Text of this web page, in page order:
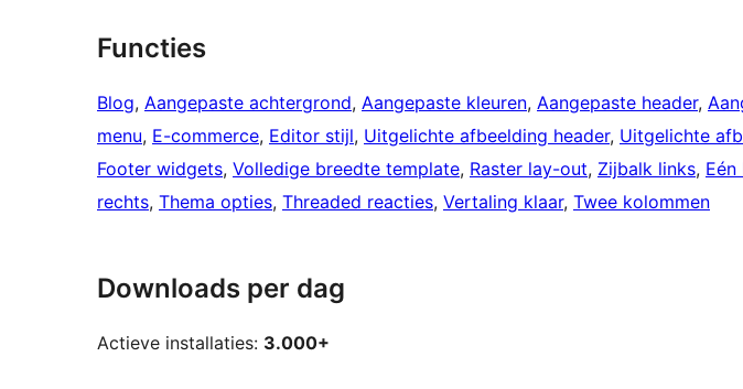
Functies
Blog, Aangepaste achtergrond, Aangepaste kleuren, Aangepaste header,
menu, E-commerce, Editor stijl, Uitgelichte afbeelding header, Uitgelichte
Footer widgets, Volledige breedte template, Raster lay-out, Zijbalk links,
rechts, Thema opties, Threaded reacties, Vertaling klaar, Twee kolommen
Downloads per dag
Actieve installaties: 3.000+